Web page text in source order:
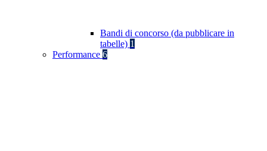
Bandi di concorso (da pubblicare in
tabelle) 1
Performance 6